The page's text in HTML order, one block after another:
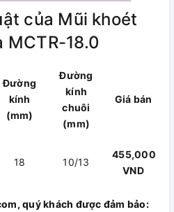
của Mũi khoét
MCTR-18.0
Đường
kính
(mm)
Đường
kính
chuôi
(mm)
Giá bán
18 10/13
455,000
VND
quý khách được đảm bảo: